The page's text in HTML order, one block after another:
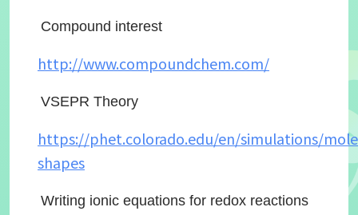
Compound interest
http://www.compoundchem.com/
VSEPR Theory
https://phet.colorado.edu/en/simulations/
shapes
Writing ionic equations for redox reactions